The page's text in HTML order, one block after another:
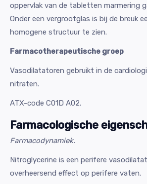
oppervlak van de tabletten marmering
Onder een vergrootglas is bij de breuk
homogene structuur te zien.
Farmacotherapeutische groep
Vasodilatatoren gebruikt in de
nitraten.
ATX-code C01D A02.
Farmacologische
Farmacodynamiek.
Nitroglycerine is een perifere
overheersend effect op perifere vaten.